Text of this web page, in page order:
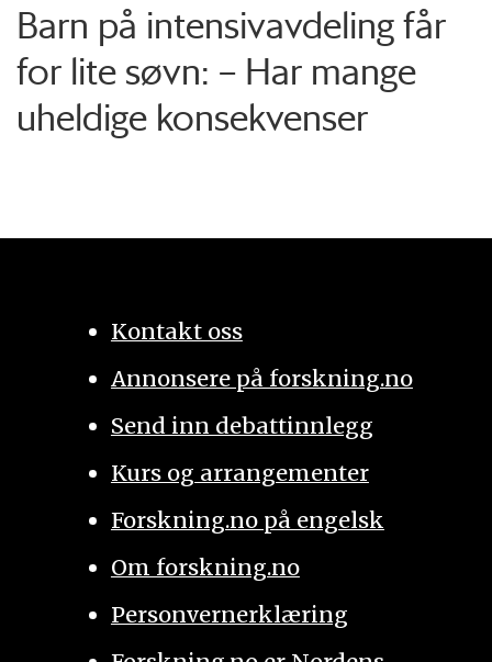
Barn på intensiv­avdeling får
for lite søvn: – Har mange
uheldige konsekvenser
Kontakt oss
Annonsere på forskning.no
Send inn debattinnlegg
Kurs og arrangementer
Forskning.no på engelsk
Om forskning.no
Personvernerklæring